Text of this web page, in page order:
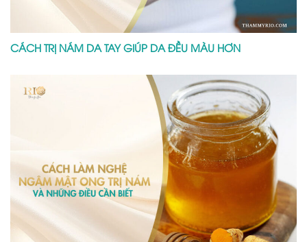
CÁCH TRỊ NÁM DA TAY GIÚP DA ĐỀU MÀU HƠN